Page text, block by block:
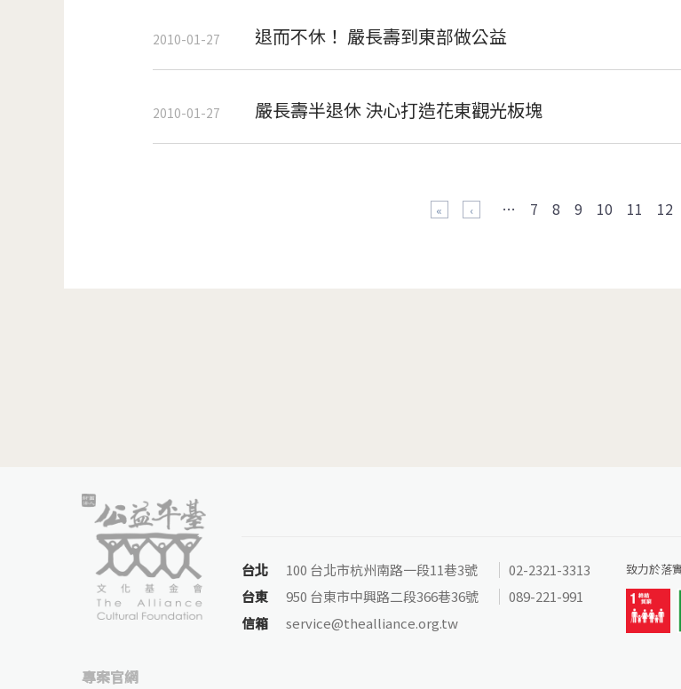
2010-01-27 退而不休！ 嚴長壽到東部做公益
2010-01-27 嚴長壽半退休 決心打造花東觀光板塊
… 7 8 9 10 11 12
台北 100 台北市杭州南路一段11巷3號
02-2321-3313
台東
950 台東市中興路二段366巷36號
089-221-991
信箱
service@thealliance.org.tw
致力於落
專案官網